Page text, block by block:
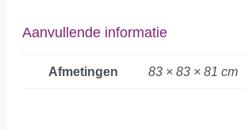
Aanvullende informatie
Afmetingen 83 × 83 × 81 cm